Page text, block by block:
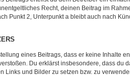
Recht, deinen Beitrag im
Punkt 2, Unterpunkt a bleibt auch nach
eines Beitrags, dass er keine Inhalte
Du erklärst insbesondere, dass du
Links und Bilder zu setzen bzw. zu